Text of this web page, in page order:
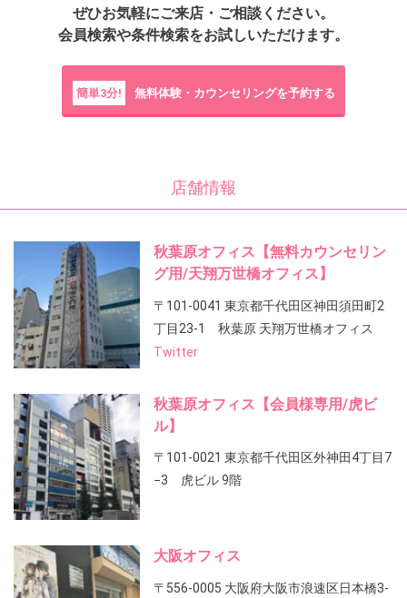
ぜひお気軽にご来店・ご相談ください。
会員検索や条件検索をお試しいただけます。
簡単3分! 無料体験・カウンセリングを予約する
店舗情報
秋葉原オフィス【無料カウンセリン
グ用/天翔万世橋オフィス】
〒101-0041 東京都千代田区神田須田町2
丁目23-1 秋葉原 天翔万世橋オフィス
Twitter
秋葉原オフィス【会員様専用/虎ビ
ル】
〒101-0021 東京都千代田区外神田4丁目7
−3 虎ビル 9階
大阪オフィス
〒556-0005 大阪府大阪市浪速区日本橋3-